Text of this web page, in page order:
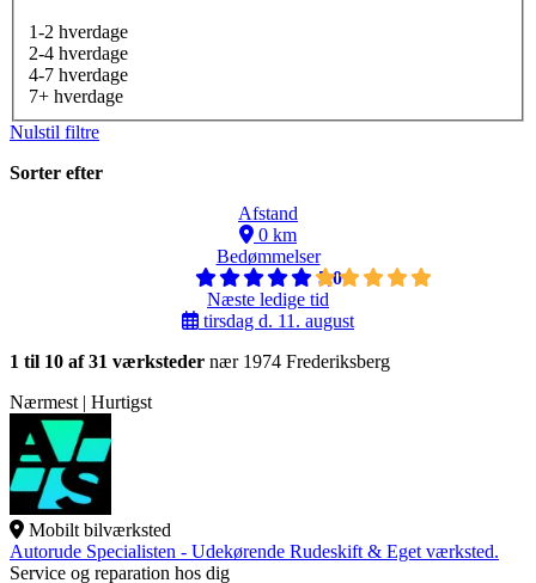
1-2 hverdage
2-4 hverdage
4-7 hverdage
7+ hverdage
Nulstil filtre
Sorter efter
Afstand
0 km
Bedømmelser
5,0
Næste ledige tid
tirsdag d. 11. august
1 til 10 af 31 værksteder nær 1974 Frederiksberg
Nærmest | Hurtigst
Mobilt bilværksted
Autorude Specialisten - Udekørende Rudeskift & Eget værksted.
Service og reparation hos dig